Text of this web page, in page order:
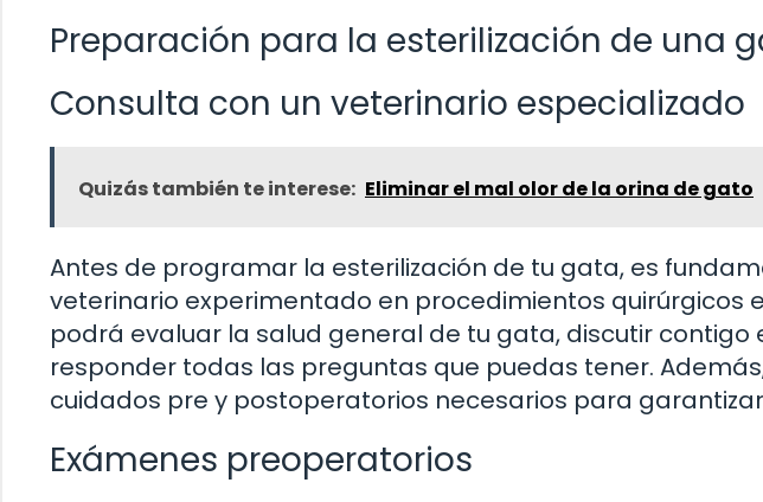
Preparación para la esterilización de una
Consulta con un veterinario especializado
Quizás también te interese: Eliminar el mal olor de la orina de gato
Antes de programar la esterilización de tu gata, es
veterinario experimentado en procedimientos quirúrgicos
podrá evaluar la salud general de tu gata, discutir contigo
responder todas las preguntas que puedas tener.
cuidados pre y postoperatorios necesarios para
Exámenes preoperatorios